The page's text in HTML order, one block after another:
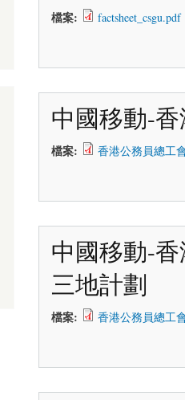
檔案: factsheet_csgu.pdf
中國移動-
檔案: 香港公務員總工
中國移動-
三地計劃
檔案: 香港公務員總工